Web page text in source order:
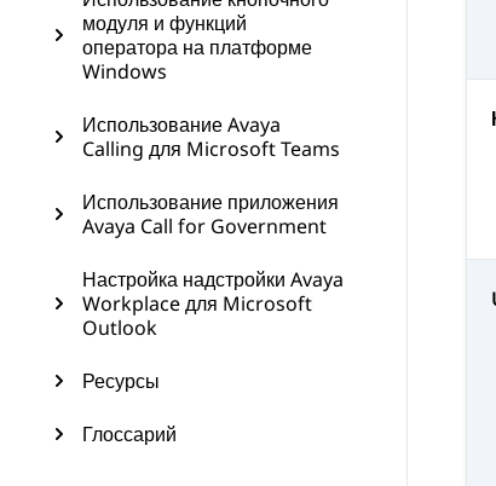
модуля и функций
оператора на платформе
Windows
Использование Avaya
Calling для Microsoft Teams
Использование приложения
Avaya Call for Government
Настройка надстройки Avaya
Workplace для Microsoft
Outlook
Ресурсы
Глоссарий